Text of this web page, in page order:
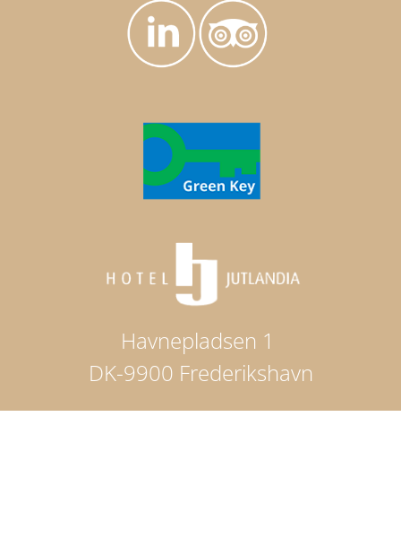
Havnepladsen 1
DK-9900 Frederikshavn
Telefon: +45 98424200